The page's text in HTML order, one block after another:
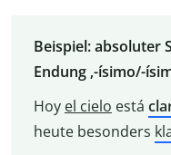
Beispiel: absoluter
Endung ‚-ísimo/-
Hoy el cielo está
heute besonders